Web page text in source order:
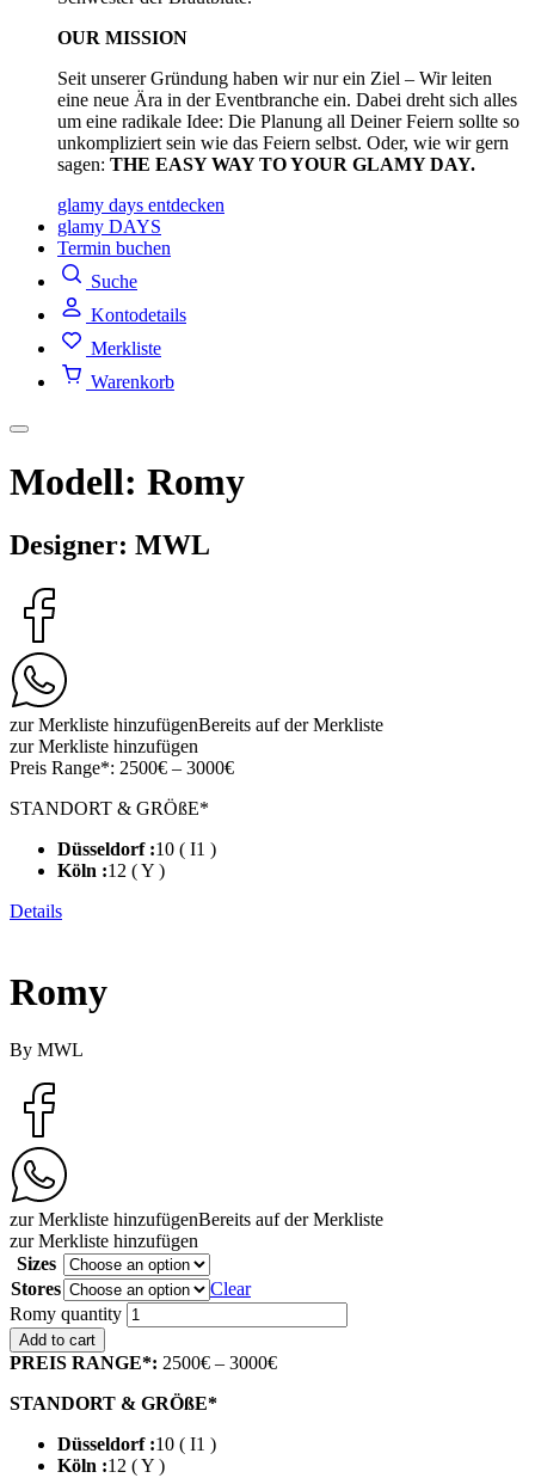
OUR MISSION
Seit unserer Gründung haben wir nur ein Ziel – Wir leiten
eine neue Ära in der Eventbranche ein. Dabei dreht sich alles
um eine radikale Idee: Die Planung all Deiner Feiern sollte so
unkompliziert sein wie das Feiern selbst. Oder, wie wir gern
sagen: THE EASY WAY TO YOUR GLAMY DAY.
glamy days entdecken
glamy DAYS
Termin buchen
Suche
Kontodetails
Merkliste
Warenkorb
Modell: Romy
Designer: MWL
zur Merkliste hinzufügenBereits auf der Merkliste
zur Merkliste hinzufügen
Preis Range*: 2500€ – 3000€
STANDORT & GRÖßE*
Düsseldorf :10 ( I1 )
Köln :12 ( Y )
Details
Romy
By MWL
zur Merkliste hinzufügenBereits auf der Merkliste
zur Merkliste hinzufügen
Sizes
Stores
Clear
Romy quantity
Add to cart
PREIS RANGE*: 2500€ – 3000€
STANDORT & GRÖßE*
Düsseldorf :10 ( I1 )
Köln :12 ( Y )